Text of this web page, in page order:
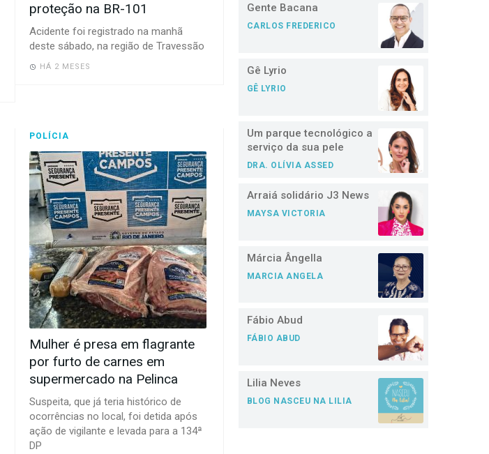
proteção na BR-101
Acidente foi registrado na manhã
deste sábado, na região de Travessão
HÁ 2 MESES
POLÍCIA
Mulher é presa em flagrante
por furto de carnes em
supermercado na Pelinca
Suspeita, que já teria histórico de
ocorrências no local, foi detida após
ação de vigilante e levada para a 134ª
DP
Gente Bacana
CARLOS FREDERICO
Gê Lyrio
GÊ LYRIO
Um parque tecnológico a
serviço da sua pele
DRA. OLÍVIA ASSED
Arraiá solidário J3 News
MAYSA VICTORIA
Márcia Ângella
MARCIA ANGELA
Fábio Abud
FÁBIO ABUD
Lilia Neves
BLOG NASCEU NA LILIA